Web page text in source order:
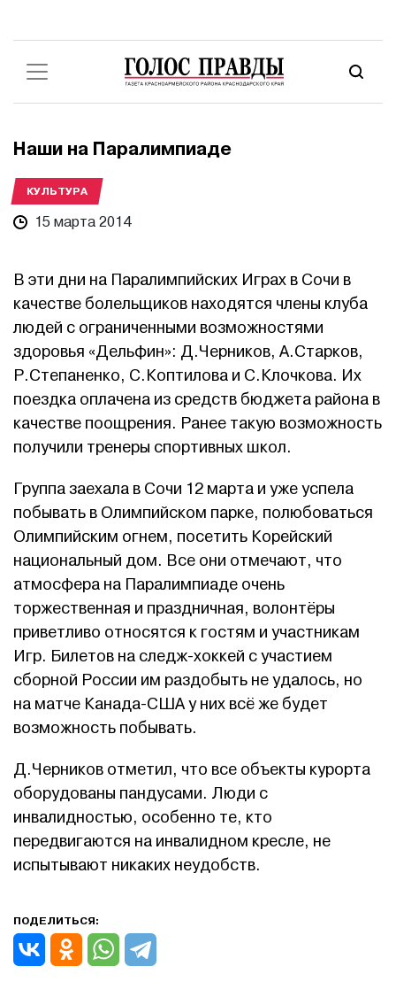
Наши на Паралимпиаде
КУЛЬТУРА
15 марта 2014
В эти дни на Паралимпийских Играх в Сочи в
качестве болельщиков находятся члены клуба
людей с ограниченными возможностями
здоровья «Дельфин»: Д.Черников, А.Старков,
Р.Степаненко, С.Коптилова и С.Клочкова. Их
поездка оплачена из средств бюджета района в
качестве поощрения. Ранее такую возможность
получили тренеры спортивных школ.
Группа заехала в Сочи 12 марта и уже успела
побывать в Олимпийском парке, полюбоваться
Олимпийским огнем, посетить Корейский
национальный дом. Все они отмечают, что
атмосфера на Паралимпиаде очень
торжественная и праздничная, волонтёры
приветливо относятся к гостям и участникам
Игр. Билетов на следж-хоккей с участием
сборной России им раздобыть не удалось, но
на матче Канада-США у них всё же будет
возможность побывать.
Д.Черников отметил, что все объекты курорта
оборудованы пандусами. Люди с
инвалидностью, особенно те, кто
передвигаются на инвалидном кресле, не
испытывают никаких неудобств.
ПОДЕЛИТЬСЯ: